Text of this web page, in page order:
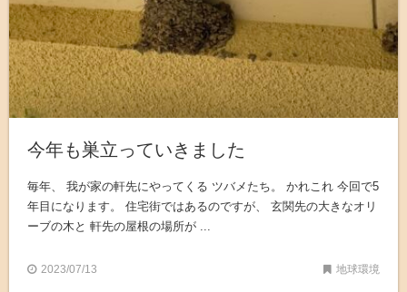
今年も巣立っていきました
毎年、 我が家の軒先にやってくる ツバメたち。 かれこれ 今回で5
年目になります。 住宅街ではあるのですが、 玄関先の大きなオリ
ーブの木と 軒先の屋根の場所が ...
2023/07/13 地球環境